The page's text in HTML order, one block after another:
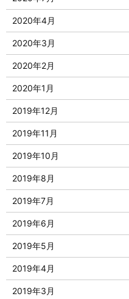
2020年4月
2020年3月
2020年2月
2020年1月
2019年12月
2019年11月
2019年10月
2019年8月
2019年7月
2019年6月
2019年5月
2019年4月
2019年3月